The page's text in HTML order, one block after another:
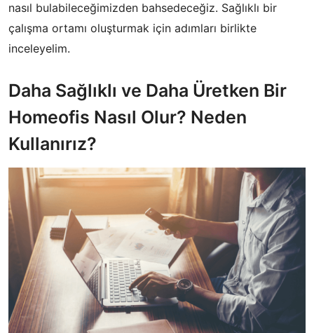
nasıl bulabileceğimizden bahsedeceğiz. Sağlıklı bir
çalışma ortamı oluşturmak için adımları birlikte
inceleyelim.
Daha Sağlıklı ve Daha Üretken Bir
Homeofis Nasıl Olur? Neden
Kullanırız?